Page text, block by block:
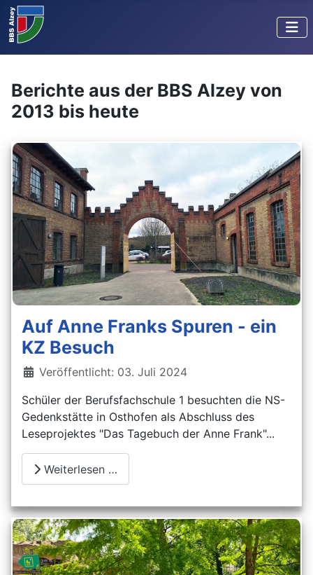
Berichte aus der BBS Alzey von
2013 bis heute
Auf Anne Franks Spuren - ein
KZ Besuch
Details
Veröffentlicht: 03. Juli 2024
Schüler der Berufsfachschule 1 besuchten die NS-
Gedenkstätte in Osthofen als Abschluss des
Leseprojektes "Das Tagebuch der Anne Frank"...
Weiterlesen …